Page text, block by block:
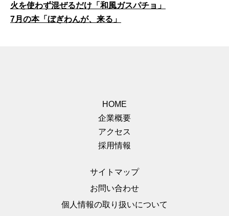
火を使わず混ぜるだけ「和風ガスパチョ」
7月の本「ぼぎわんが、来る」
HOME
企業概要
アクセス
採用情報
サイトマップ
お問い合わせ
個人情報の取り扱いについて